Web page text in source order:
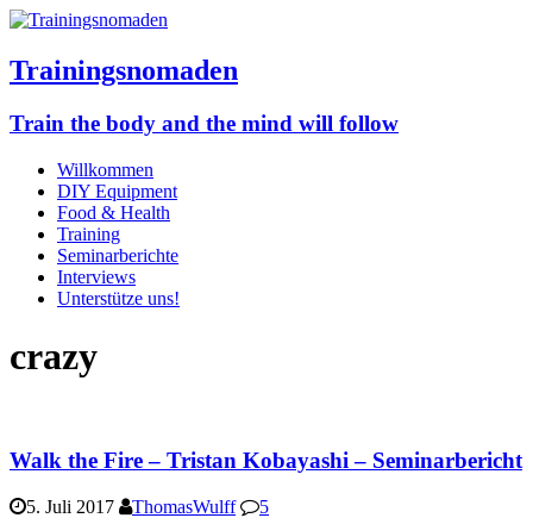
Trainingsnomaden
Train the body and the mind will follow
Willkommen
DIY Equipment
Food & Health
Training
Seminarberichte
Interviews
Unterstütze uns!
crazy
Walk the Fire – Tristan Kobayashi – Seminarbericht
5. Juli 2017 ThomasWulff
5